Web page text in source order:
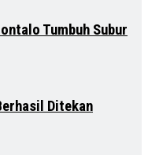
Tumbuh Subur
Ditekan